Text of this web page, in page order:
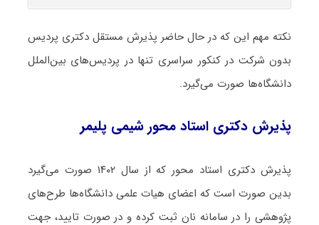
نکته مهم این که در حال حاضر پذیرش مستقل دکتری پردیس
بدون شرکت در کنکور سراسری تنها در پردیس‌های بین‌الملل
دانشگاه‌ها صورت می‌گیرد.
پذیرش دکتری استاد محور شیمی پلیمر
پذیرش دکتری استاد محور که از سال ۱۴۰۲ صورت می‌گیرد
بدین صورت است که اعضای هیات علمی دانشگاه‌ها طرح‌های
پژوهشی را در سامانه نان ثبت کرده و در صورت تایید، جهت